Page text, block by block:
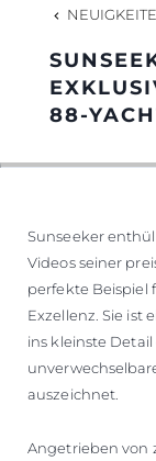
88-
Sunseeker
Videos seiner
perfekte Beispiel
Exzellenz. Sie ist
ins kleinste
auszeichnet.
Angetrieben von